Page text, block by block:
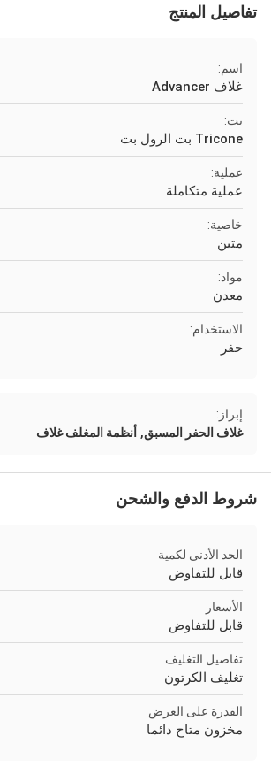
تفاصيل المنتج
اسم:
غلاف Advancer
بت:
Tricone بت الرول بت
عملية:
عملية متكاملة
خاصية:
متين
مواد:
معدن
الاستخدام:
حفر
إبراز:
غلاف الحفر المسبق, أنظمة المغلف غلاف
شروط الدفع والشحن
الحد الأدنى لكمية
قابل للتفاوض
الأسعار
قابل للتفاوض
تفاصيل التغليف
تغليف الكرتون
القدرة على العرض
مخزون متاح دائما